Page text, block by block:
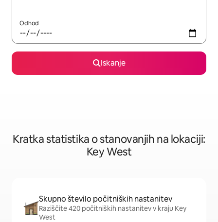
Odhod
Iskanje
Kratka statistika o stanovanjih na lokaciji:
Key West
Skupno število počitniških nastanitev
Raziščite 420 počitniških nastanitev v kraju Key
West